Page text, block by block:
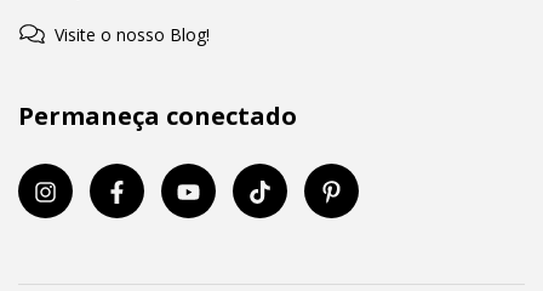
Visite o nosso Blog!
Permaneça conectado